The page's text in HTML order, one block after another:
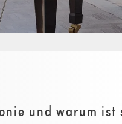
und warum ist